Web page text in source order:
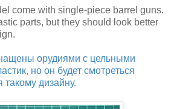
come with single-piece barrel guns.
parts, but they should look better
орудиями с цельными
но он будет смотреться
такому дизайну.